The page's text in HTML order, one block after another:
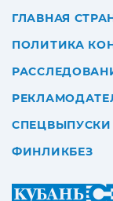
ГЛАВНАЯ
ПОЛИТИКА
СПЕЦВЫПУСКИ
ФИНЛИКБЕЗ